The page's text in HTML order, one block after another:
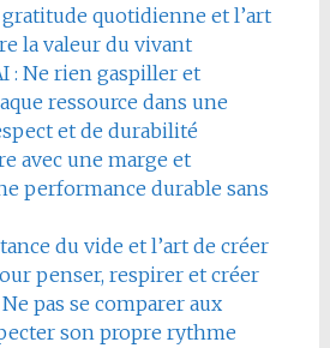
gratitude quotidienne et l’art
la valeur du vivant
: Ne rien gaspiller et
ressource dans une
et de durabilité
avec une marge et
performance durable sans
du vide et l’art de créer
penser, respirer et créer
pas se comparer aux
son propre rythme